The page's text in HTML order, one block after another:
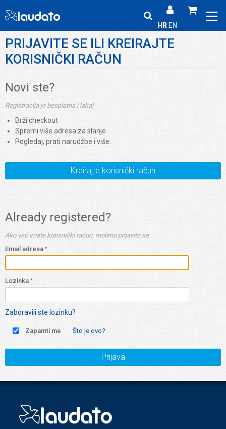
HR EN
PRIJAVITE SE ILI KREIRAJTE
KORISNIČKI RAČUN
Novi ste?
Registracija je besplatna i laka!
Brži checkout
Spremi više adresa za slanje
Pogledaj, prati narudžbe i više.
Kreirajte korisnički račun
Already registered?
Ako već imate korisnički račun, molimo prijavite se.
Email adresa
Lozinka
Zaboravili ste lozinku?
Zapamti me Što je ovo?
Prijava